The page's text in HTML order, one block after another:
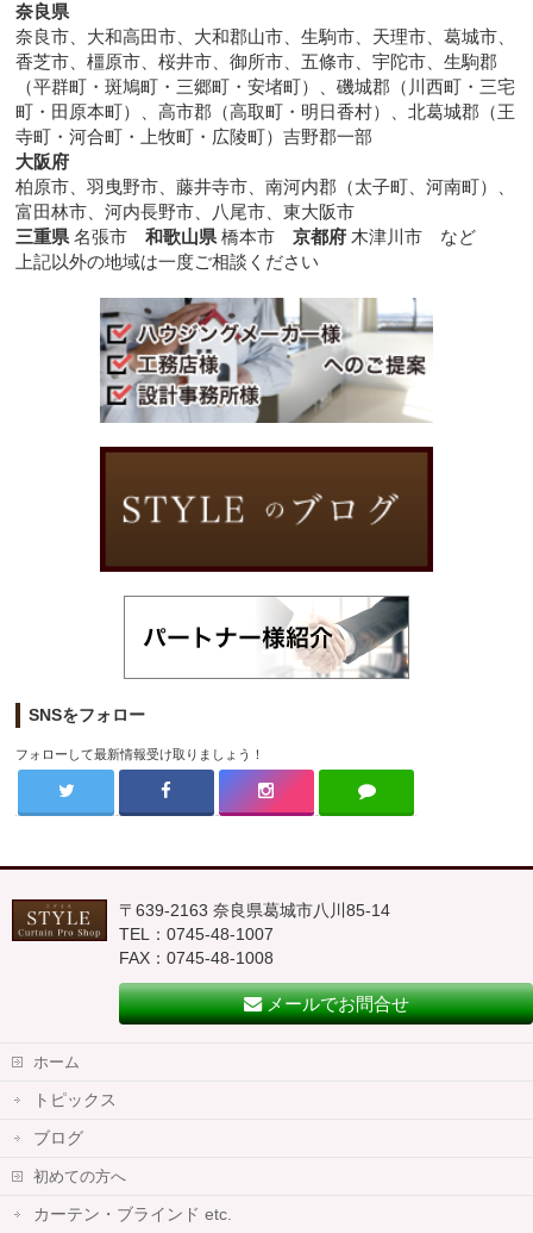
奈良県
奈良市、大和高田市、大和郡山市、生駒市、天理市、葛城市、
香芝市、橿原市、桜井市、御所市、五條市、宇陀市、生駒郡
（平群町・斑鳩町・三郷町・安堵町）、磯城郡（川西町・三宅
町・田原本町）、高市郡（高取町・明日香村）、北葛城郡（王
寺町・河合町・上牧町・広陵町）吉野郡一部
大阪府
柏原市、羽曳野市、藤井寺市、南河内郡（太子町、河南町）、
富田林市、河内長野市、八尾市、東大阪市
三重県 名張市和歌山県 橋本市京都府 木津川市 など
上記以外の地域は一度ご相談ください
SNSをフォロー
フォローして最新情報受け取りましょう！
〒639-2163 奈良県葛城市八川85-14
TEL：0745-48-1007
FAX：0745-48-1008
メールでお問合せ
ホーム
トピックス
ブログ
初めての方へ
カーテン・ブラインド etc.